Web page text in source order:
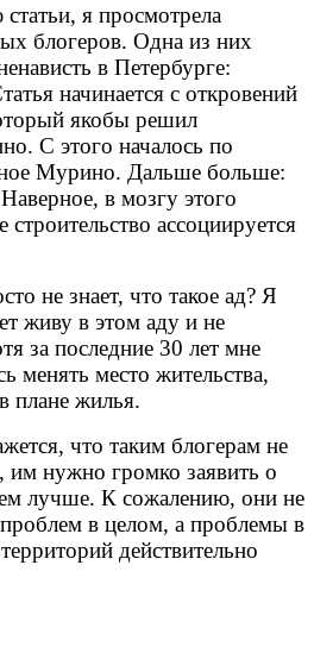
я просмотрела
блогеров. Одна из них
в Петербурге:
начинается с откровений
якобы решил
С этого началось по
Мурино. Дальше больше:
в мозгу этого
ассоциируется
не знает, что такое ад? Я
живу в этом аду и не
за последние 30 лет мне
менять место жительства,
плане жилья.
что таким блогерам не
им нужно громко заявить о
лучше. К сожалению, они не
в целом, а проблемы в
действительно